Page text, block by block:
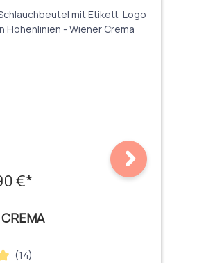
€*
Bewertung von 5 von 5 Sternen
(14)